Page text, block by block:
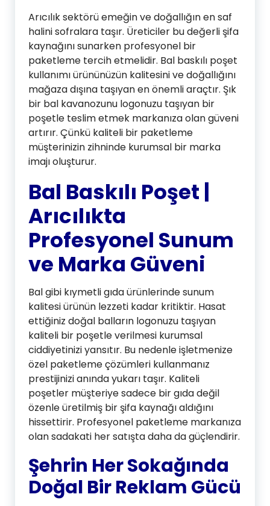
Arıcılık sektörü emeğin ve doğallığın en saf
halini sofralara taşır. Üreticiler bu değerli şifa
kaynağını sunarken profesyonel bir
paketleme tercih etmelidir. Bal baskılı poşet
kullanımı ürününüzün kalitesini ve doğallığını
mağaza dışına taşıyan en önemli araçtır. Şık
bir bal kavanozunu logonuzu taşıyan bir
poşetle teslim etmek markanıza olan güveni
artırır. Çünkü kaliteli bir paketleme
müşterinizin zihninde kurumsal bir marka
imajı oluşturur.
Bal Baskılı Poşet |
Arıcılıkta
Profesyonel Sunum
ve Marka Güveni
Bal gibi kıymetli gıda ürünlerinde sunum
kalitesi ürünün lezzeti kadar kritiktir. Hasat
ettiğiniz doğal balların logonuzu taşıyan
kaliteli bir poşetle verilmesi kurumsal
ciddiyetinizi yansıtır. Bu nedenle işletmenize
özel paketleme çözümleri kullanmanız
prestijinizi anında yukarı taşır. Kaliteli
poşetler müşteriye sadece bir gıda değil
özenle üretilmiş bir şifa kaynağı aldığını
hissettirir. Profesyonel paketleme markanıza
olan sadakati her satışta daha da güçlendirir.
Şehrin Her Sokağında
Doğal Bir Reklam Gücü